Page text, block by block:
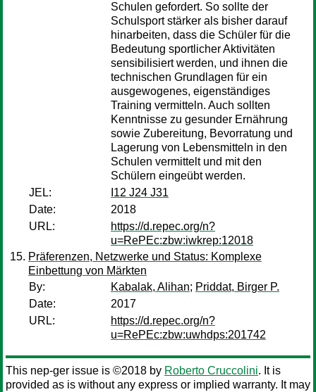
Schulen gefordert. So sollte der
Schulsport stärker als bisher darauf
hinarbeiten, dass die Schüler für die
Bedeutung sportlicher Aktivitäten
sensibilisiert werden, und ihnen die
technischen Grundlagen für ein
ausgewogenes, eigenständiges
Training vermitteln. Auch sollten
Kenntnisse zu gesunder Ernährung
sowie Zubereitung, Bevorratung und
Lagerung von Lebensmitteln in den
Schulen vermittelt und mit den
Schülern eingeübt werden.
JEL:
I12 J24 J31
Date:
2018
URL:
https://d.repec.org/n?
u=RePEc:zbw:iwkrep:12018
Präferenzen, Netzwerke und Status: Komplexe
Einbettung von Märkten
By:
Kabalak, Alihan; Priddat, Birger P.
Date:
2017
URL:
https://d.repec.org/n?
u=RePEc:zbw:uwhdps:201742
This nep-ger issue is ©2018 by Roberto Cruccolini. It is
provided as is without any express or implied warranty. It may